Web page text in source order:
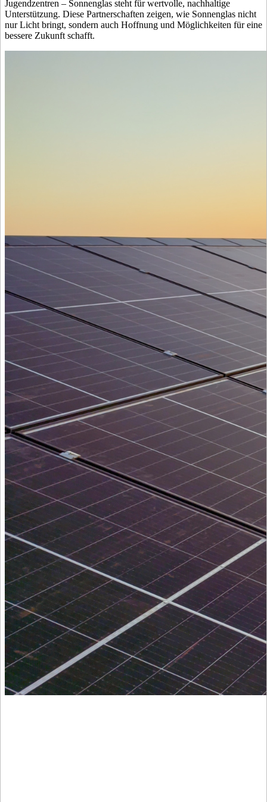
Jugendzentren – Sonnenglas steht für wertvolle, nachhaltige
Unterstützung. Diese Partnerschaften zeigen, wie Sonnenglas nicht
nur Licht bringt, sondern auch Hoffnung und Möglichkeiten für eine
bessere Zukunft schafft.